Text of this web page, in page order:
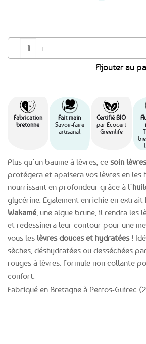
Plus qu’un baume à lèvres, ce soin
protégera et apaisera vos lèvres en les
nourrissant en profondeur grâce à l’
glycérine. Egalement enrichie en extrait
Wakamé , une algue brune, il rendra les
et redessinera leur contour pour une
vous les lèvres douces et hydratées!
sèches, déshydratées ou desséchées
rouges à lèvres. Formule non collante
confort.
Fabriqué en Bretagne à Perros-Guirec
Fabrication
bretonne
Fait main
Savoir-faire
artisanal
Certifié BIO
par Ecocert
Greenlife
quantité de Soin lèvres réparateur aux actifs
Ajouter au